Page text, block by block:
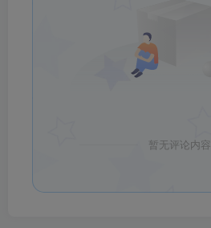
暂无评论内容